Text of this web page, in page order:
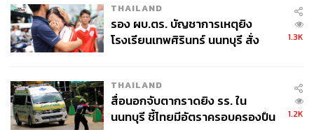
THAILAND
รอง ผบ.ตร. บัญชาการเหตุยิง
โรงเรียนเทพศิรินทร์ นนทบุรี สั่ง
1.3K
THAILAND
สื่อนอกจับตากราดยิง รร. ใน
นนทบุรี ชี้ไทยมีอัตราครอบครองปืน
1.2K